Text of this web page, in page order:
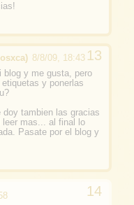
8/8/09, 18:43
blog y me gusta, pero
y ponerlas
tambien las gracias
leer mas... al final lo
Pasate por el blog y